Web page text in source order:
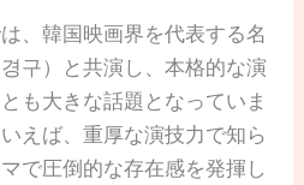
、韓国映画界を代表する名
구）と共演し、本格的な演
も大きな話題となっていま
えば、重厚な演技力で知ら
で圧倒的な存在感を発揮し